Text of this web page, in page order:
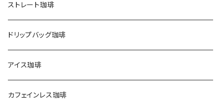
ストレート珈琲
ドリップバッグ珈琲
アイス珈琲
カフェインレス珈琲